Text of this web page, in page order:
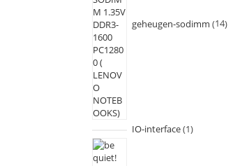
geheugen-sodimm 14
IO-interface 1